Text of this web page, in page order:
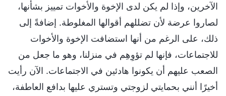
الآخرين، وإذا لم يكن لدى الإخوة والأخوات تمييز بشأنها،
لصاروا عرضة لأن تضللهم أقوالها المغلوطة. إضافةً إلى
ذلك، على الرغم من أنها استضافت الإخوة والأخوات
للاجتماعات، فإنها لم تؤوِهِم في منزلنا، وهو ما جعل من
الصعب عليهم أن يكونوا هادئين في الاجتماعات. الآن رأيت
أخيرًا أنني بحمايتي لزوجتي وتستري عليها بدافع العاطفة،